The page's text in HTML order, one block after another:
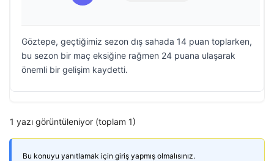
Göztepe, geçtiğimiz sezon dış sahada 14 puan toplarken,
bu sezon bir maç eksiğine rağmen 24 puana ulaşarak
önemli bir gelişim kaydetti.
1 yazı görüntüleniyor (toplam 1)
Bu konuyu yanıtlamak için giriş yapmış olmalısınız.